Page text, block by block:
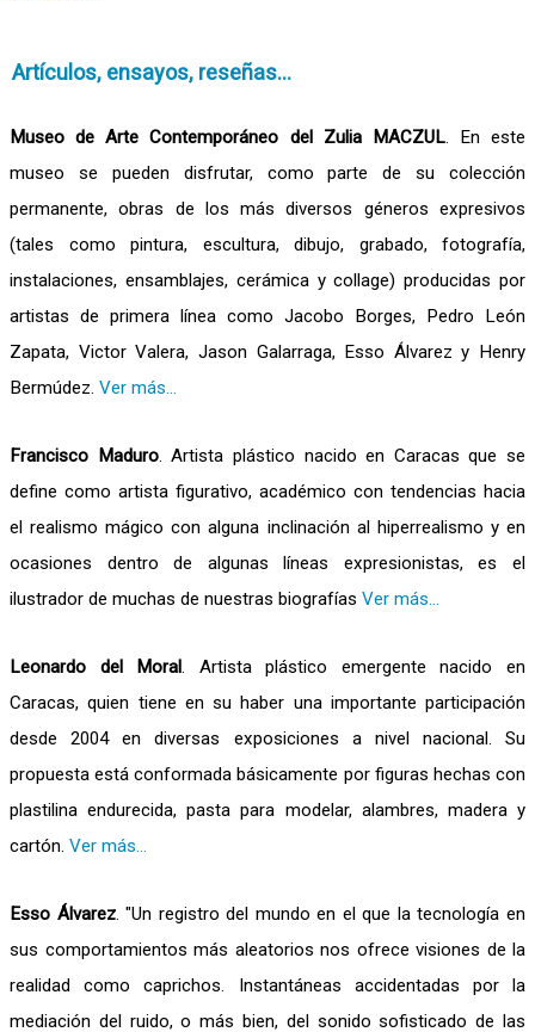
Artículos, ensayos, reseñas...
Museo de Arte Contemporáneo del Zulia MACZUL. En este
museo se pueden disfrutar, como parte de su colección
permanente, obras de los más diversos géneros expresivos
(tales como pintura, escultura, dibujo, grabado, fotografía,
instalaciones, ensamblajes, cerámica y collage) producidas por
artistas de primera línea como Jacobo Borges, Pedro León
Zapata, Victor Valera, Jason Galarraga, Esso Álvarez y Henry
Bermúdez. Ver más...
Francisco Maduro. Artista plástico nacido en Caracas que se
define como artista figurativo, académico con tendencias hacia
el realismo mágico con alguna inclinación al hiperrealismo y en
ocasiones dentro de algunas líneas expresionistas, es el
ilustrador de muchas de nuestras biografías Ver más...
Leonardo del Moral. Artista plástico emergente nacido en
Caracas, quien tiene en su haber una importante participación
desde 2004 en diversas exposiciones a nivel nacional. Su
propuesta está conformada básicamente por figuras hechas con
plastilina endurecida, pasta para modelar, alambres, madera y
cartón. Ver más...
Esso Álvarez. "Un registro del mundo en el que la tecnología en
sus comportamientos más aleatorios nos ofrece visiones de la
realidad como caprichos. Instantáneas accidentadas por la
mediación del ruido, o más bien, del sonido sofisticado de las